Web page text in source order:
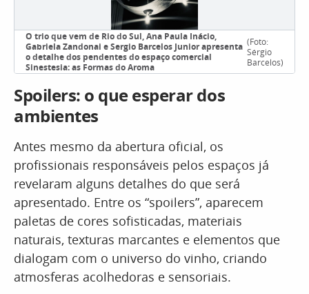
O trio que vem de Rio do Sul, Ana Paula Inácio,
Gabriela Zandonai e Sergio Barcelos Junior apresenta
o detalhe dos pendentes do espaço comercial
Sinestesia: as Formas do Aroma
(Foto:
Sérgio
Barcelos)
Spoilers: o que esperar dos
ambientes
Antes mesmo da abertura oficial, os
profissionais responsáveis pelos espaços já
revelaram alguns detalhes do que será
apresentado. Entre os “spoilers”, aparecem
paletas de cores sofisticadas, materiais
naturais, texturas marcantes e elementos que
dialogam com o universo do vinho, criando
atmosferas acolhedoras e sensoriais.